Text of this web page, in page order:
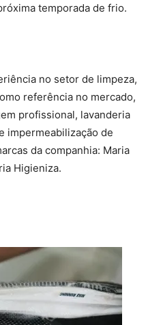
temporada de frio.
no setor de limpeza,
referência no mercado,
profissional, lavanderia
impermeabilização de
da companhia: Maria
Higieniza.